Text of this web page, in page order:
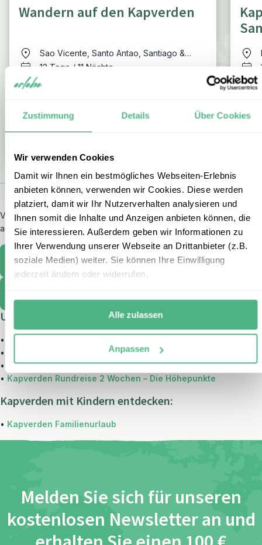
Zustimmung Details Über Cookies
Wir verwenden Cookies
Damit wir Ihnen ein bestmögliches Webseiten-Erlebnis
anbieten können, verwenden wir Cookies. Diese werden
platziert, damit wir Ihr Nutzerverhalten analysieren und
Ihnen somit die Inhalte und Anzeigen anbieten können, die
Sie interessieren. Außerdem geben wir Informationen zu
Ihrer Verwendung unserer Webseite an Drittanbieter (z.B.
soziale Medien) weiter. Sie können Ihre Einwilligung
jederzeit ändern oder widerrufen.
Alle zulassen
Anpassen
Wandern auf den Kapverden
Sao Vicente, Santo Antao, Santiago &
Fogo
12 Tage / 11 Nächte
ab € 1.860 p.P. bei 2 Personen
ZUR RUNDREISE
Vielleicht interessieren Sie sich noch fürweitere Länder, die Sie
auf unseren Reisen erleben können?
Entdecken Sie unsere Rundreisen
Unsere beliebtesten Rundreisen auf den Kapverden:
•
•
Kapverden komplett in 3 Wochen
•
Kapverden Individualreise – Berge, Strand und Kultur
• Kapverden Rundreise 2 Wochen – Die Höhepunkte
Kapverden mit Kindern entdecken:
• Kapverden Familienurlaub
Melden Sie sich für unseren
kostenlosen Newsletter an und